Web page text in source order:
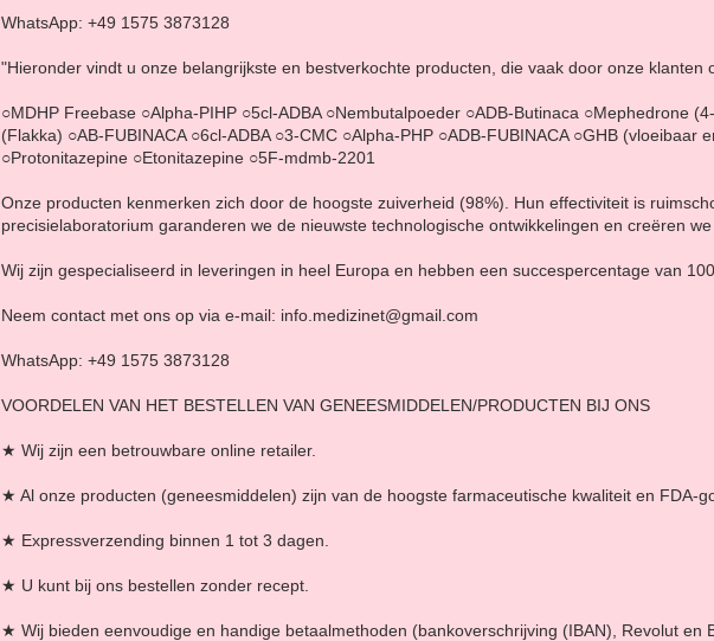
WhatsApp: +49 1575 3873128
"Hieronder vindt u onze belangrijkste en bestverkochte producten, die vaak door onze klanten
○MDHP Freebase ○Alpha-PIHP ○5cl-ADBA ○Nembutalpoeder ○ADB-Butinaca ○Mephedrone
(Flakka) ○AB-FUBINACA ○6cl-ADBA ○3-CMC ○Alpha-PHP ○ADB-FUBINACA ○GHB
○Protonitazepine ○Etonitazepine ○5F-mdmb-2201
Onze producten kenmerken zich door de hoogste zuiverheid (98%). Hun effectiviteit is
precisielaboratorium garanderen we de nieuwste technologische ontwikkelingen en creëren
Wij zijn gespecialiseerd in leveringen in heel Europa en hebben een succespercentage van
Neem contact met ons op via e-mail: info.medizinet@gmail.com
WhatsApp: +49 1575 3873128
VOORDELEN VAN HET BESTELLEN VAN GENEESMIDDELEN/PRODUCTEN BIJ ONS
★ Wij zijn een betrouwbare online retailer.
★ Al onze producten (geneesmiddelen) zijn van de hoogste farmaceutische kwaliteit en FDA-
★ Expressverzending binnen 1 tot 3 dagen.
★ U kunt bij ons bestellen zonder recept.
★ Wij bieden eenvoudige en handige betaalmethoden (bankoverschrijving (IBAN), Revolut en